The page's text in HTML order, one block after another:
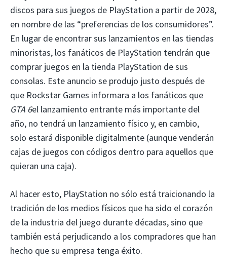
discos para sus juegos de PlayStation a partir de 2028,
en nombre de las “preferencias de los consumidores”.
En lugar de encontrar sus lanzamientos en las tiendas
minoristas, los fanáticos de PlayStation tendrán que
comprar juegos en la tienda PlayStation de sus
consolas. Este anuncio se produjo justo después de
que Rockstar Games informara a los fanáticos que
GTA 6el lanzamiento entrante más importante del
año, no tendrá un lanzamiento físico y, en cambio,
solo estará disponible digitalmente (aunque venderán
cajas de juegos con códigos dentro para aquellos que
quieran una caja).
Al hacer esto, PlayStation no sólo está traicionando la
tradición de los medios físicos que ha sido el corazón
de la industria del juego durante décadas, sino que
también está perjudicando a los compradores que han
hecho que su empresa tenga éxito.